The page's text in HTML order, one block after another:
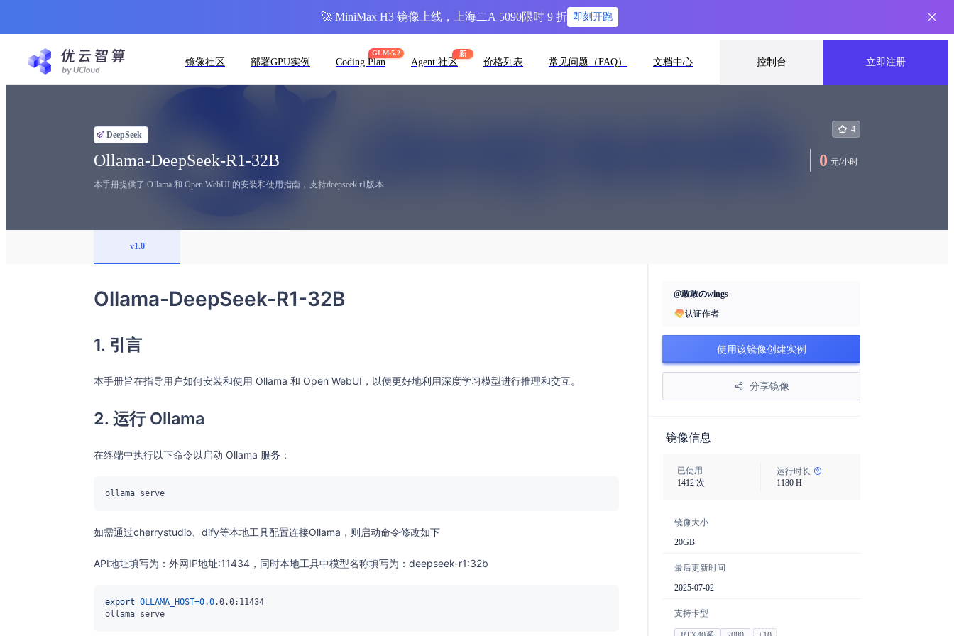
镜像社区 部署GPU实例
GLM-5.2
Coding Plan
新
Agent 社区 价格列表 常见问题（FAQ） 文档中心 控制台 立即注册
DeepSeek
Ollama-DeepSeek-R1-32B
本手册提供了 Ollama 和 Open WebUI 的安装和使用指南，支持deepseek r1版本
4
0 元/小时
v1.0
Ollama-DeepSeek-R1-32B
1. 引言
本手册旨在指导用户如何安装和使用 Ollama 和 Open WebUI，以便更好地利用深度学习模型进行推理和交互。
2. 运行 Ollama
在终端中执行以下命令以启动 Ollama 服务：
如需通过cherrystudio、dify等本地工具配置连接Ollama，则启动命令修改如下
API地址填写为：外网IP地址:11434，同时本地工具中模型名称填写为：deepseek-r1:32b
export OLLAMA_HOST=0.0
@敢敢のwings
认证作者
使用该镜像创建实例
分享镜像
镜像信息
已使用
1412 次
运行时长
1180H
镜像大小
20GB
最后更新时间
2025-07-02
支持卡型
🚀 MiniMax H3 镜像上线，上海二A 5090限时 9 折 即刻开跑